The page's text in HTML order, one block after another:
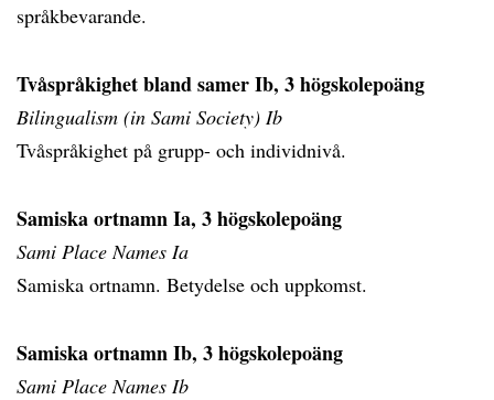
språkbevarande.
Tvåspråkighet bland samer Ib, 3 högskolepoäng
Bilingualism (in Sami Society) Ib
Tvåspråkighet på grupp- och individnivå.
Samiska ortnamn Ia, 3 högskolepoäng
Sami Place Names Ia
Samiska ortnamn. Betydelse och uppkomst.
Samiska ortnamn Ib, 3 högskolepoäng
Sami Place Names Ib